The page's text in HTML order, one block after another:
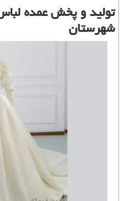
تولید و پخش عمده
شهرستان